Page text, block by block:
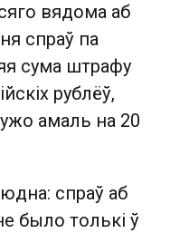
вядома аб
спраў па
сума штрафу
рублёў,
амаль на 20
спраў аб
было толькі ў